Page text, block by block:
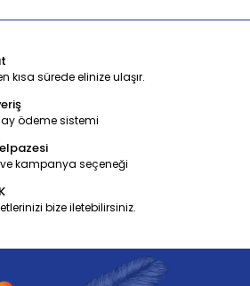
kısa sürede elinize ulaşır.
ödeme sistemi
kampanya seçeneği
bize iletebilirsiniz.